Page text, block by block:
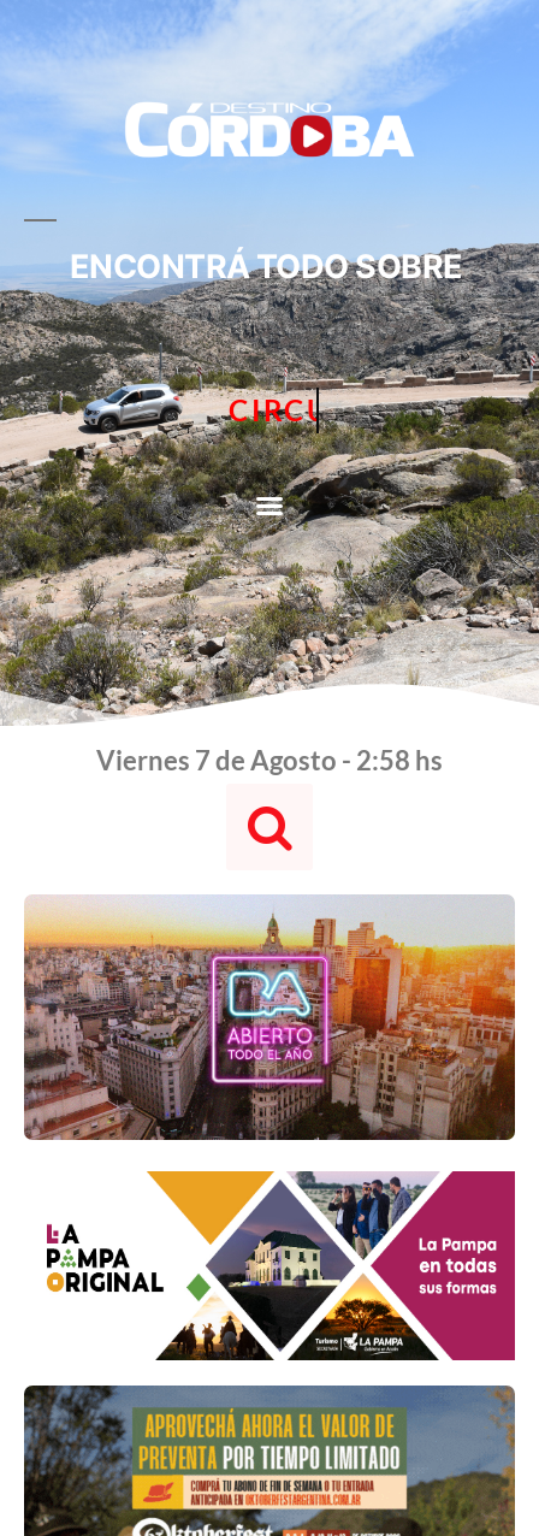
ENCONTRÁ TODO SOBRE
CIRCUITOS
Viernes 7 de Agosto - 2:58 hs